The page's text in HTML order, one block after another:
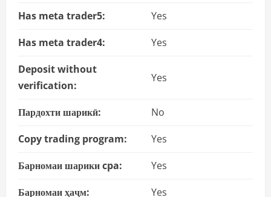
Has meta trader5:
Yes
Has meta trader4:
Yes
Deposit without
verification:
Yes
Пардохти шарикӣ:
No
Copy trading program:
Yes
Барномаи шарики cpa:
Yes
Барномаи ҳаҷм:
Yes